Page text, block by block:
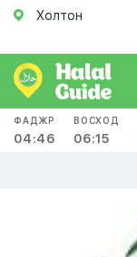
Холтон
ФАДЖР
04:46
ВОСХОД
06:15